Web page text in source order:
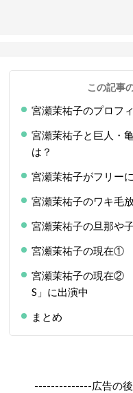
この記事
宮瀬茉祐子のプロフ
宮瀬茉祐子と巨人・
は？
宮瀬茉祐子がフリー
宮瀬茉祐子のワキ毛
宮瀬茉祐子の旦那や
宮瀬茉祐子の現在①
宮瀬茉祐子の現在②
S」に出演中
まとめ
--------------広告の